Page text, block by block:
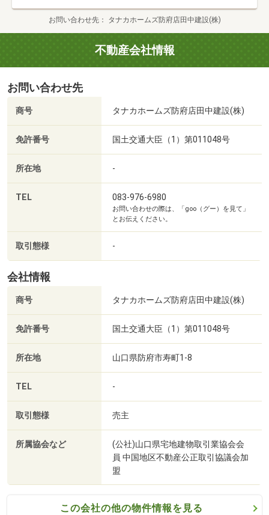
■【ホームセンター】ヤマダデンキテックランドNew長門
店（約1856m・徒歩24分）
■【ホームセンター】エディオン長門店（約1583m・徒歩
■【幼稚園・保育園】認定こども園あおい幼稚園（約
1258m・徒歩16分）
■【幼稚園・保育園】深川幼稚園（約2276m・徒歩29分）
■【病院】医療法人生山会斎木病院（約379m・徒歩5分）
■【病院】医療法人社団成蹊会岡田病院（約1623m・徒歩
21分）
■【病院】山口県厚生農業協同組合連合会長門総合病院
（約2070m・徒歩26分）
■【郵便局】仙崎郵便局（約655m・徒歩9分）
■【郵便局】長門深川郵便局（約2563m・徒歩33分）
■【役所】長門市役所（約2624m・徒歩33分）
■【図書館】長門市立図書館（約1341m・徒歩17分）
■【銀行】JA山口県仙崎支所（約611m・徒歩8分）
■【銀行】西京銀行仙崎支店（約1990m・徒歩25分）
■【警察署・交番】長門警察署（約1800m・徒歩23分）
お問い合わせ先 タナカホームズ防府店田中建設(株)
不動産会社情報
お問い合わせ先
商号 タナカホームズ防府店田中建設(株)
免許番号 国土交通大臣（1）第011048号
所在地 -
TEL 083-976-6980
お問い合わせの際は、「goo（グー）を見て」
とお伝えください。
取引態様 -
会社情報
商号 タナカホームズ防府店田中建設(株)
免許番号 国土交通大臣（1）第011048号
所在地 山口県防府市寿町1-8
TEL -
取引態様 売主
所属協会など
(公社)山口県宅地建物取引業協会会
員 中国地区不動産公正取引協議会加
盟
この会社の他の物件情報を見る